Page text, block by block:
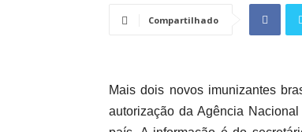
Compartilhado
Mais dois novos imunizantes
autorização da Agência